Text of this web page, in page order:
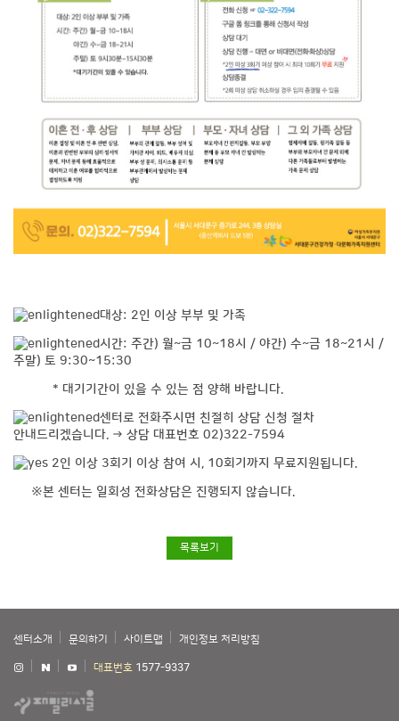
대상: 2인 이상 부부 및 가족
시간: 주간) 월~금 10~18시 / 야간) 수~금 18~21시 /
주말) 토 9:30~15:30
* 대기기간이 있을 수 있는 점 양해 바랍니다.
센터로 전화주시면 친절히 상담 신청 절차
안내드리겠습니다. → 상담 대표번호 02)322-7594
2인 이상 3회기 이상 참여 시, 10회기까지 무료지원됩니다.
※본 센터는 일회성 전화상담은 진행되지 않습니다.
목록보기
센터소개 문의하기 사이트맵 개인정보 처리방침
대표번호 1577-9337